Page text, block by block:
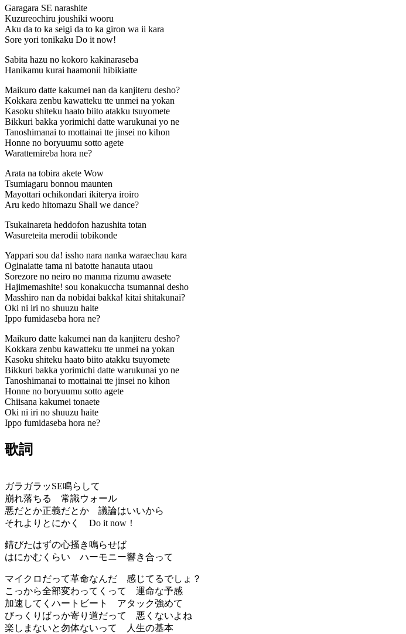
Garagara SE narashite
Kuzureochiru joushiki wooru
Aku da to ka seigi da to ka giron wa ii kara
Sore yori tonikaku Do it now!
Sabita hazu no kokoro kakinaraseba
Hanikamu kurai haamonii hibikiatte
Maikuro datte kakumei nan da kanjiteru desho?
Kokkara zenbu kawatteku tte unmei na yokan
Kasoku shiteku haato biito atakku tsuyomete
Bikkuri bakka yorimichi datte warukunai yo ne
Tanoshimanai to mottainai tte jinsei no kihon
Honne no boryuumu sotto agete
Warattemireba hora ne?
Arata na tobira akete Wow
Tsumiagaru bonnou maunten
Mayottari ochikondari ikiterya iroiro
Aru kedo hitomazu Shall we dance?
Tsukainareta heddofon hazushita totan
Wasureteita merodii tobikonde
Yappari sou da! issho nara nanka waraechau kara
Oginaiatte tama ni batotte hanauta utaou
Sorezore no neiro no manma rizumu awasete
Hajimemashite! sou konakuccha tsumannai desho
Masshiro nan da nobidai bakka! kitai shitakunai?
Oki ni iri no shuuzu haite
Ippo fumidaseba hora ne?
Maikuro datte kakumei nan da kanjiteru desho?
Kokkara zenbu kawatteku tte unmei na yokan
Kasoku shiteku haato biito atakku tsuyomete
Bikkuri bakka yorimichi datte warukunai yo ne
Tanoshimanai to mottainai tte jinsei no kihon
Honne no boryuumu sotto agete
Chiisana kakumei tonaete
Oki ni iri no shuuzu haite
Ippo fumidaseba hora ne?
歌詞
ガラガラッSE鳴らして
崩れ落ちる 常識ウォール
悪だとか正義だとか 議論はいいから
それよりとにかく Do it now！
錆びたはずの心掻き鳴らせば
はにかむくらい ハーモニー響き合って
マイクロだって革命なんだ 感じてるでしょ？
こっから全部変わってくって 運命な予感
加速してくハートビート アタック強めて
びっくりばっか寄り道だって 悪くないよね
楽しまないと勿体ないって 人生の基本